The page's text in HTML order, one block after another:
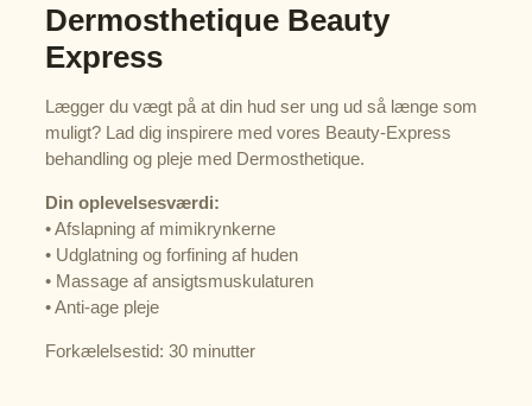
Dermosthetique Beauty
Express
Lægger du vægt på at din hud ser ung ud så længe som
muligt? Lad dig inspirere med vores Beauty-Express
behandling og pleje med Dermosthetique.
Din oplevelsesværdi:
• Afslapning af mimikrynkerne
• Udglatning og forfining af huden
• Massage af ansigtsmuskulaturen
• Anti-age pleje
Forkælelsestid: 30 minutter